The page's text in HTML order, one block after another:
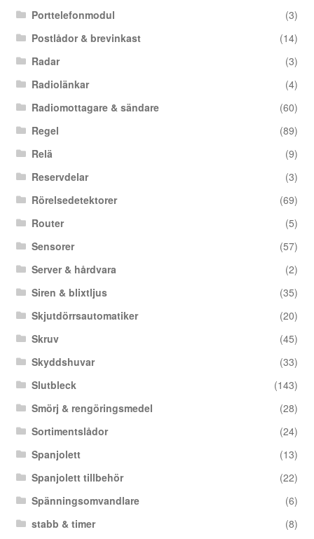
Porttelefonmodul
(3)
Postlådor & brevinkast
(14)
Radar
(3)
Radiolänkar
(4)
Radiomottagare & sändare
(60)
Regel
(89)
Relä
(9)
Reservdelar
(3)
Rörelsedetektorer
(69)
Router
(5)
Sensorer
(57)
Server & hårdvara
(2)
Siren & blixtljus
(35)
Skjutdörrsautomatiker
(20)
Skruv
(45)
Skyddshuvar
(33)
Slutbleck
(143)
Smörj & rengöringsmedel
(28)
Sortimentslådor
(24)
Spanjolett
(13)
Spanjolett tillbehör
(22)
Spänningsomvandlare
(6)
stabb & timer
(8)